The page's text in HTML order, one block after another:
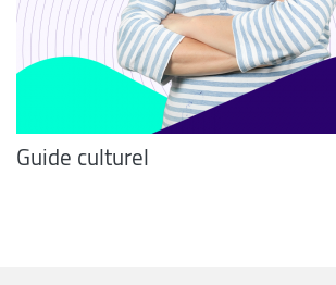
Guide culturel